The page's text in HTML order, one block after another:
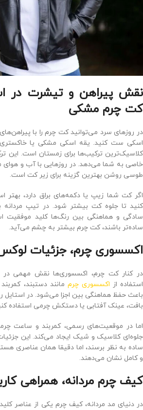
نقش پیراهن و تیشرت در
کت چرم مشکی
در روزهای سرد می‌توانید کت چرم را با
‌اسکی ست کنید. یقه ‌اسکی مشکی یا خاکستری
کلاسیک‌ترین ترکیب‌ها برای زمستان است. این
خاصی به شما می‌دهد. در روزهایی با آب ‌و‌ هوای
طوسی روشن بهترین گزینه برای زیر کت است.
اگر کت شما زیپ یا دکمه‌های براق دارد،
کنید تا جلوه کت بیشتر شود. در تیپ
سادگی و هماهنگی بین رنگ‌ها کلید موفقیت
ساده‌تر باشند، کت چرم بیشتر به چشم می‌آید.
اکسسوری چرم، جزئیات لوکس
در کنار کت چرم، اکسسوری‌ها نقش مهمی در
استفاده از اکسسوری چرم مانند دستبند،
باعث حفظ هماهنگی بین اجزا می‌شود. در استایل
بافت، عینک آفتابی یا دستکش چرمی استفاده
اما در موقعیت‌های رسمی، کمربند و ساعت
جلوه‌ای کلاسیک و شیک ایجاد می‌کند. این
ساده به نظر برسند، اما دقیقا همان عناصری
و کامل نشان می‌دهند.
کیف چرم مردانه، همراهی
در دنیای مد مردانه، کیف چرم یکی از عناصر